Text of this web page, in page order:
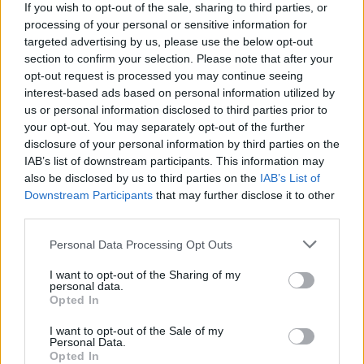
If you wish to opt-out of the sale, sharing to third parties, or
processing of your personal or sensitive information for
targeted advertising by us, please use the below opt-out
section to confirm your selection. Please note that after your
opt-out request is processed you may continue seeing
interest-based ads based on personal information utilized by
us or personal information disclosed to third parties prior to
your opt-out. You may separately opt-out of the further
disclosure of your personal information by third parties on the
IAB’s list of downstream participants. This information may
also be disclosed by us to third parties on the IAB’s List of
Downstream Participants that may further disclose it to other
Personal Data Processing Opt Outs
I want to opt-out of the Sharing of my
personal data.
Opted In
I want to opt-out of the Sale of my
Personal Data.
Opted In
zmniejszyło wypadanie włosów? Też miałyście
takie problemy?
gość
Qlaira
Dzień dobry, pół roku temu przyjmowałam
tabletki Qlaira ,jednak przerwałam niestety
uderzenia gorąca i zawroty głowy wróciły .
Zaczęłam znowu przyjmować tabletki mimo iż
jestem 2 tygodnie po okresie ,dziś wezmę 5
tabletkę czy dzień ma znaczenia kiedy przyjęłam
pierwszą tabletkę ?
Forum: Ginekologia - forum dla rodziny i
pacjentki
Tematy